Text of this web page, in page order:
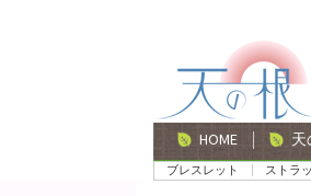
ー
シ
ョ
ン
ツ
へ
HOME 天
ブレスレット ストラ